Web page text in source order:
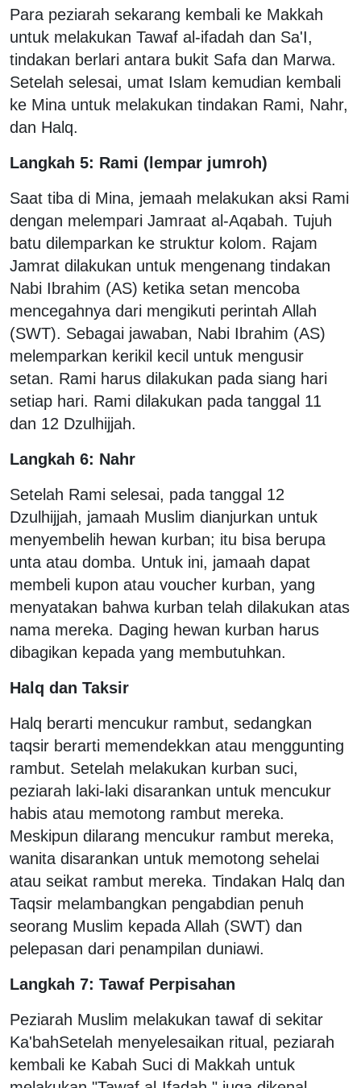
Para peziarah sekarang kembali ke Makkah
untuk melakukan Tawaf al-ifadah dan Sa'I,
tindakan berlari antara bukit Safa dan Marwa.
Setelah selesai, umat Islam kemudian kembali
ke Mina untuk melakukan tindakan Rami, Nahr,
dan Halq.
Langkah 5: Rami (lempar jumroh)
Saat tiba di Mina, jemaah melakukan aksi Rami
dengan melempari Jamraat al-Aqabah. Tujuh
batu dilemparkan ke struktur kolom. Rajam
Jamrat dilakukan untuk mengenang tindakan
Nabi Ibrahim (AS) ketika setan mencoba
mencegahnya dari mengikuti perintah Allah
(SWT). Sebagai jawaban, Nabi Ibrahim (AS)
melemparkan kerikil kecil untuk mengusir
setan. Rami harus dilakukan pada siang hari
setiap hari. Rami dilakukan pada tanggal 11
dan 12 Dzulhijjah.
Langkah 6: Nahr
Setelah Rami selesai, pada tanggal 12
Dzulhijjah, jamaah Muslim dianjurkan untuk
menyembelih hewan kurban; itu bisa berupa
unta atau domba. Untuk ini, jamaah dapat
membeli kupon atau voucher kurban, yang
menyatakan bahwa kurban telah dilakukan atas
nama mereka. Daging hewan kurban harus
dibagikan kepada yang membutuhkan.
Halq dan Taksir
Halq berarti mencukur rambut, sedangkan
taqsir berarti memendekkan atau menggunting
rambut. Setelah melakukan kurban suci,
peziarah laki-laki disarankan untuk mencukur
habis atau memotong rambut mereka.
Meskipun dilarang mencukur rambut mereka,
wanita disarankan untuk memotong sehelai
atau seikat rambut mereka. Tindakan Halq dan
Taqsir melambangkan pengabdian penuh
seorang Muslim kepada Allah (SWT) dan
pelepasan dari penampilan duniawi.
Langkah 7: Tawaf Perpisahan
Peziarah Muslim melakukan tawaf di sekitar
Ka'bahSetelah menyelesaikan ritual, peziarah
kembali ke Kabah Suci di Makkah untuk